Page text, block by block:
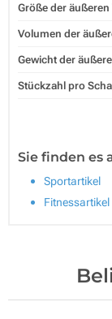
Größe der
Volumen der
Gewicht der
Stückzahl pro
Sie finden es
Sportartikel
Fitnessartikel